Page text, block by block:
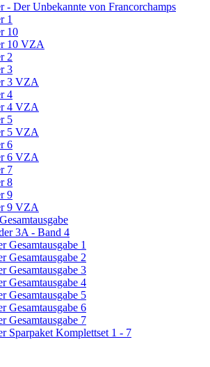
- Der Unbekannte von Francorchamps
1
10
10 VZA
2
3
3 VZA
4
4 VZA
5
5 VZA
6
6 VZA
7
8
9
9 VZA
3A - Band 4
Gesamtausgabe 1
Gesamtausgabe 2
Gesamtausgabe 3
Gesamtausgabe 4
Gesamtausgabe 5
Gesamtausgabe 6
Gesamtausgabe 7
Sparpaket Komplettset 1 - 7